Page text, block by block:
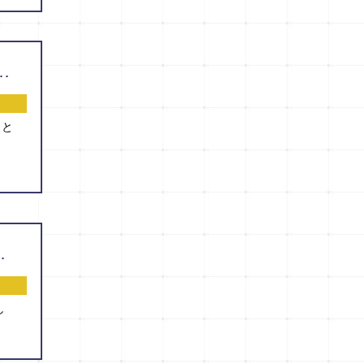
院女性泌尿器科・ウロギネコロジーセンター）
北病院）